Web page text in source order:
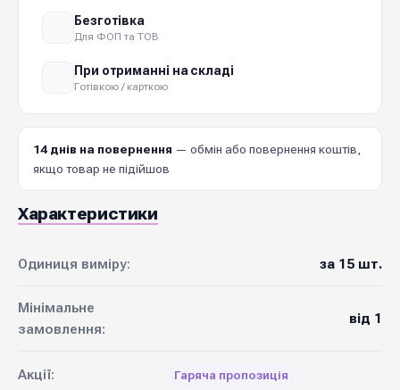
Безготівка
Для ФОП та ТОВ
При отриманні на складі
Готівкою / карткою
14 днів на повернення — обмін або повернення коштів,
якщо товар не підійшов
Характеристики
Одиниця виміру: за 15 шт.
Мінімальне
замовлення:
від 1
Акції: Гаряча пропозиція